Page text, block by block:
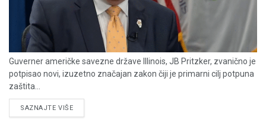
Guverner američke savezne države Illinois, JB Pritzker, zvanično je
potpisao novi, izuzetno značajan zakon čiji je primarni cilj potpuna
zaštita...
SAZNAJTE VIŠEDETAILS